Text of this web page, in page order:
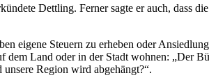
Dettling. Ferner sagte er auch, dass
Steuern zu erheben oder
Land oder in der Stadt wohnen: „Der
Region wird abgehängt?“.